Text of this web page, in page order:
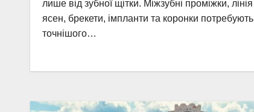
лише від зубної щітки. Міжзубні проміжки, лінія
ясен, брекети, імпланти та коронки потребують
точнішого…